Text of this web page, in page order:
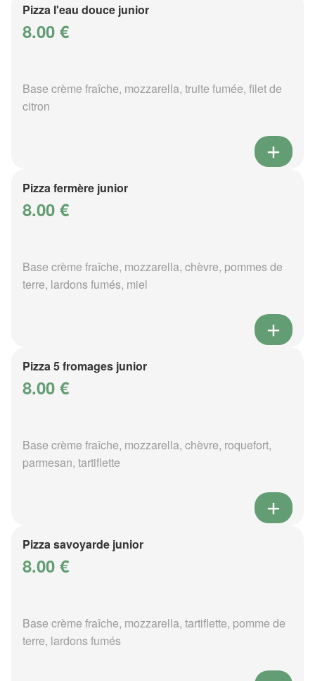
Pizza l'eau douce junior
8.00 €
Base crème fraîche, mozzarella, truite fumée, filet de
citron
Pizza fermère junior
8.00 €
Base crème fraîche, mozzarella, chèvre, pommes de
terre, lardons fumés, miel
Pizza 5 fromages junior
8.00 €
Base crème fraîche, mozzarella, chèvre, roquefort,
parmesan, tartiflette
Pizza savoyarde junior
8.00 €
Base crème fraîche, mozzarella, tartiflette, pomme de
terre, lardons fumés